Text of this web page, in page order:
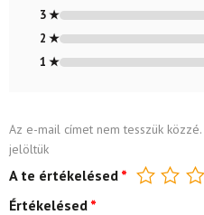
3 ★
2 ★
1 ★
Az e-mail címet nem tesszük közzé.
jelöltük
A te értékelésed *
Értékelésed *